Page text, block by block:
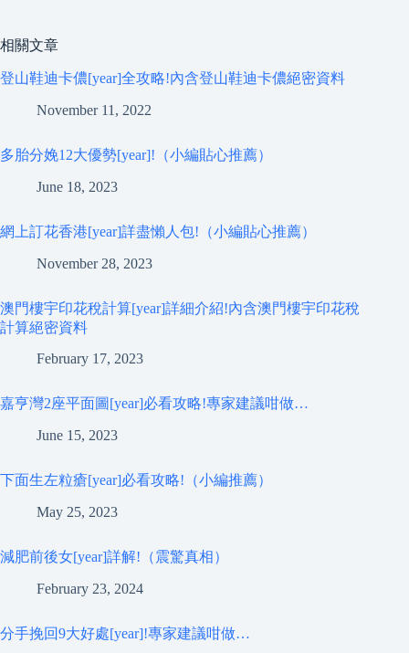
相關文章
登山鞋迪卡儂[year]全攻略!內含登山鞋迪卡儂絕密資料
November 11, 2022
多胎分娩12大優勢[year]!（小編貼心推薦）
June 18, 2023
網上訂花香港[year]詳盡懶人包!（小編貼心推薦）
November 28, 2023
澳門樓宇印花稅計算[year]詳細介紹!內含澳門樓宇印花稅
計算絕密資料
February 17, 2023
嘉亨灣2座平面圖[year]必看攻略!專家建議咁做…
June 15, 2023
下面生左粒瘡[year]必看攻略!（小編推薦）
May 25, 2023
減肥前後女[year]詳解!（震驚真相）
February 23, 2024
分手挽回9大好處[year]!專家建議咁做…